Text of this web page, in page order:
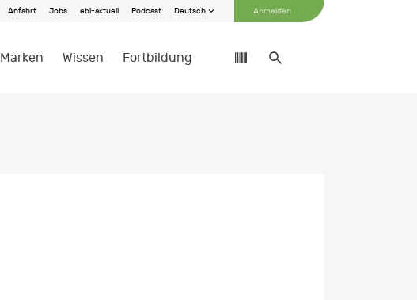
Anfahrt Jobs ebi-aktuell Podcast Deutsch Anmelden
Marken Wissen Fortbildung